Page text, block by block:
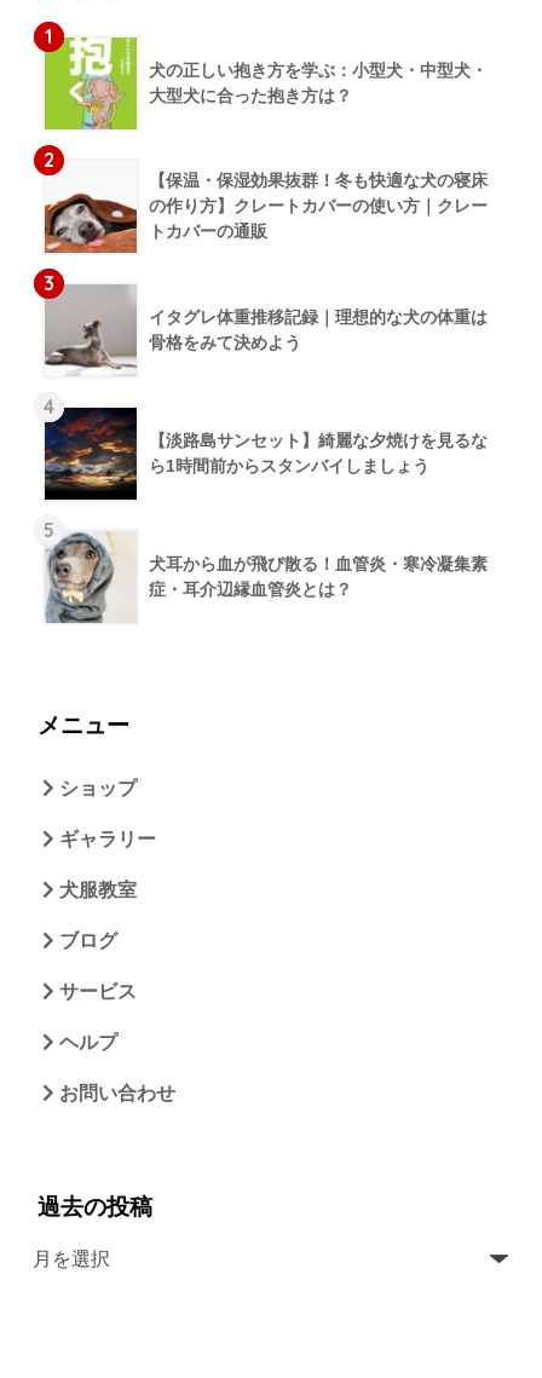
1
犬の正しい抱き方を学ぶ：小型犬・中型犬・
大型犬に合った抱き方は？
2
【保温・保湿効果抜群！冬も快適な犬の寝床
の作り方】クレートカバーの使い方｜クレー
トカバーの通販
3
イタグレ体重推移記録｜理想的な犬の体重は
骨格をみて決めよう
4
【淡路島サンセット】綺麗な夕焼けを見るな
ら1時間前からスタンバイしましょう
5
犬耳から血が飛び散る！血管炎・寒冷凝集素
症・耳介辺縁血管炎とは？
メニュー
ショップ
ギャラリー
犬服教室
ブログ
サービス
ヘルプ
お問い合わせ
過去の投稿